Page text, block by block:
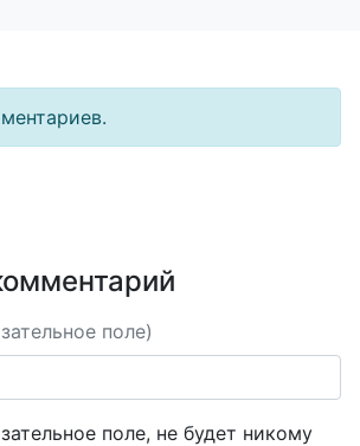
поле)
поле, не будет никому